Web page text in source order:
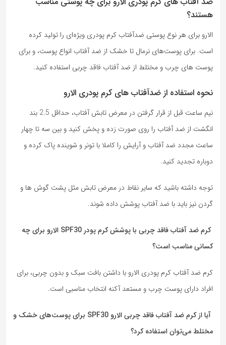
هستند؟
الارو برای هر نوع پوستی ضدآفتاب کرم پودری ویژه‌ای را تولید کرده
است. برای پوست‌های نرمال تا خشک از ضد آفتاب انواع پوست، و برای
پوست های چرب و مختلط از ضد آفتاب فاقد چربی استفاده کنید.
نحوه استفاده از ضدآفتاب های کرم پودری الارو
نیم ساعت قبل از قرار گرفتن در معرض تابش آفتاب، حداقل 2.5 بند
انگشت از ضد آفتاب را روی صورت زده و پخش کنید و بین سه تا چهار
ساعت مجدد ضد آفتاب و آرایش را کاملا با تونر و شوینده پاک کرده و
دوباره تجدید کنید.
توجه داشته باشید که سایر نقاط در معرض تابش مثل پشت گوش ها و
گردن نیز باید با ضد آفتاب پوشش داده شوند.
کرم ضد آفتاب فاقد چربی با پوشش کرم پودر SPF30 الارو برای چه
کسانی مناسب است؟
کرم ضد آفتاب کرم پودری الارو با داشتن بافت سبک و بدون چربی، برای
افراد دارای پوست چرب و مستعد آکنه انتخاب مناسبی است.
آیا از کرم ضد آفتاب فاقد چربی الارو SPF30 برای پوست‌های خشک و
مختلط می‌توان استفاده کرد؟